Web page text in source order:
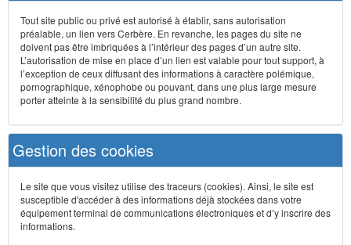
Tout site public ou privé est autorisé à établir, sans autorisation
préalable, un lien vers Cerbère. En revanche, les pages du site ne
doivent pas être imbriquées à l’intérieur des pages d’un autre site.
L’autorisation de mise en place d’un lien est valable pour tout support, à
l’exception de ceux diffusant des informations à caractère polémique,
pornographique, xénophobe ou pouvant, dans une plus large mesure
porter atteinte à la sensibilité du plus grand nombre.
Gestion des cookies
Le site que vous visitez utilise des traceurs (cookies). Ainsi, le site est
susceptible d'accéder à des informations déjà stockées dans votre
équipement terminal de communications électroniques et d’y inscrire des
informations.